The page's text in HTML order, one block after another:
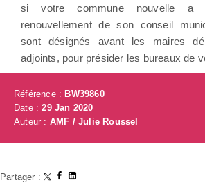
si votre commune nouvelle a
renouvellement de son conseil
sont désignés avant les maires
adjoints, pour présider les bureaux de
Référence : BW39860
Date :29 Jan 2020
Auteur : AMF / Julie Roussel
Partager :